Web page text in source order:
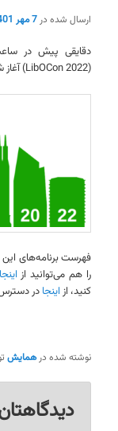
ارسال شده در7 مهر 1401
دقایقی پیش در ساعت ۱۱ به وقت
(LibOCon 2022) آغاز شد و تا پس‌فردا ادامه خواهد داشت.
فهرست برنامه‌های این
را هم می‌توانید از اینجا
کنید، از اینجادر
نوشته شده درهمایش